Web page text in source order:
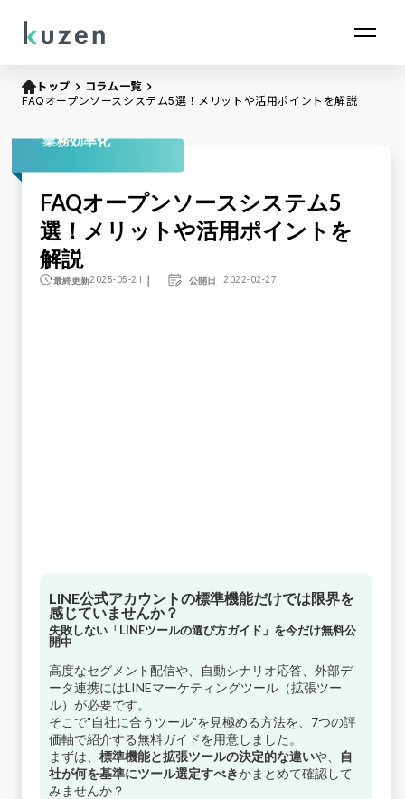
トップ keyboard_arrow_right コラム一覧keyboard_arrow_right
FAQオープンソースシステム5選！メリットや活用ポイントを解説
業務効率化
FAQオープンソースシステム5
選！メリットや活用ポイントを
解説
最終更新2025-05-21 ｜ 公開日 2022-02-27
LINE公式アカウントの標準機能だけでは限界を
感じていませんか？
失敗しない「LINEツールの選び方ガイド」を今だけ無料公
開中
高度なセグメント配信や、自動シナリオ応答、外部デ
ータ連携にはLINEマーケティングツール（拡張ツー
ル）が必要です。
そこで"自社に合うツール"を見極める方法を、7つの評
価軸で紹介する無料ガイドを用意しました。
まずは、 標準機能と拡張ツールの決定的な違いや、
自
社が何を基準にツール選定すべきかまとめて確認して
みませんか？